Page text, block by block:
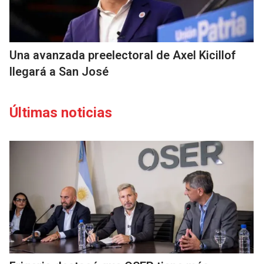
Una avanzada preelectoral de Axel Kicillof
llegará a San José
Últimas noticias